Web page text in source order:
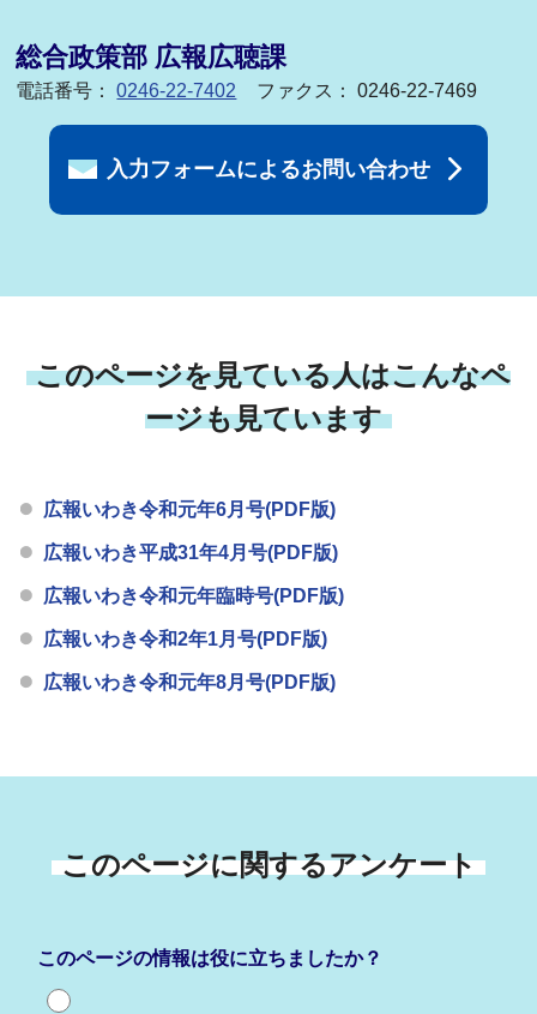
総合政策部 広報広聴課
電話番号：0246-22-7402 ファクス： 0246-22-7469
入力フォームによるお問い合わせ
このページを見ている人はこんなペ
ージも見ています
広報いわき令和元年6月号(PDF版)
広報いわき平成31年4月号(PDF版)
広報いわき令和元年臨時号(PDF版)
広報いわき令和2年1月号(PDF版)
広報いわき令和元年8月号(PDF版)
このページに関するアンケート
このページの情報は役に立ちましたか？